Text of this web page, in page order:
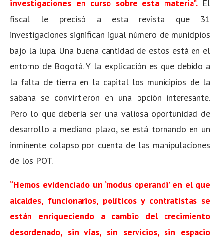
investigaciones en curso sobre esta materia”.El
fiscal le precisó a esta revista que 31
investigaciones significan igual número de municipios
bajo la lupa. Una buena cantidad de estos está en el
entorno de Bogotá. Y la explicación es que debido a
la falta de tierra en la capital los municipios de la
sabana se convirtieron en una opción interesante.
Pero lo que debería ser una valiosa oportunidad de
desarrollo a mediano plazo, se está tornando en un
inminente colapso por cuenta de las manipulaciones
de los POT.
“Hemos evidenciado un ‘modus operandi’ en el que
alcaldes, funcionarios, políticos y contratistas se
están enriqueciendo a cambio del crecimiento
desordenado, sin vías, sin servicios, sin espacio